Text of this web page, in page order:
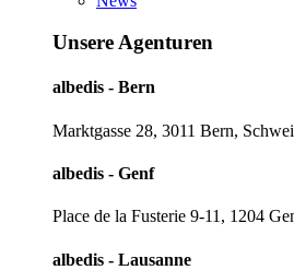
Unsere Agenturen
albedis - Bern
Marktgasse 28, 3011 Bern,
albedis - Genf
Place de la Fusterie 9-11, 1204
albedis - Lausanne